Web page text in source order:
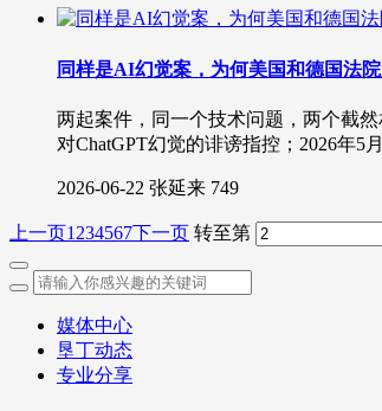
同样是AI幻觉案，为何美国和德国法
两起案件，同一个技术问题，两个截
对ChatGPT幻觉的诽谤指控；2026年
2026-06-22 张延来 749
上一页1 234567下一页 转至第
媒体中心
垦丁动态
专业分享